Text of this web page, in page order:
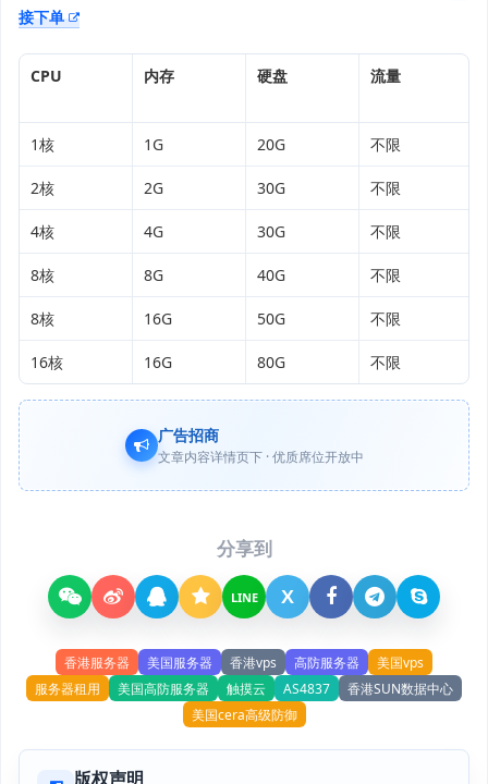
接下单
CPU 内存 硬盘 流量
1核 1G 20G 不限
2核 2G 30G 不限
4核 4G 30G 不限
8核 8G 40G 不限
8核 16G 50G 不限
16核 16G 80G 不限
广告招商
文章内容详情页下 · 优质席位开放中
分享到
LINE X
香港服务器 美国服务器 香港vps 高防服务器
美国vps
服务器租用
美国高防服务器 触摸云 AS4837
香港SUN数据中心
美国cera高级防御
版权声明